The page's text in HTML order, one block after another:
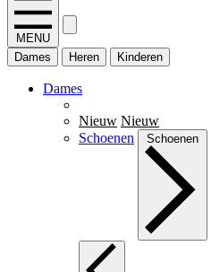
MENU
Dames
Heren Kinderen
Dames
Nieuw Nieuw
Schoenen
Schoenen